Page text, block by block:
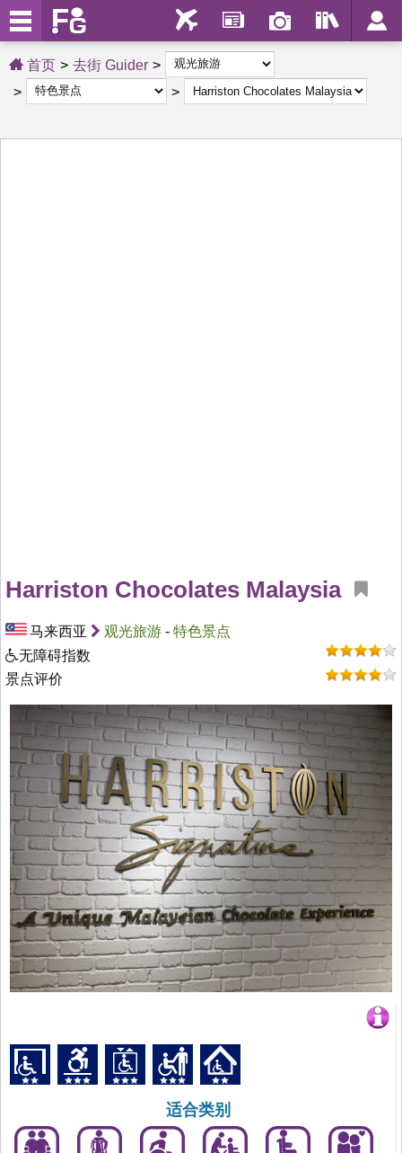
首页 去街 Guider
Harriston Chocolates Malaysia
马来西亚 观光旅游 - 特色景点
无障碍指数
景点评价
适合类别